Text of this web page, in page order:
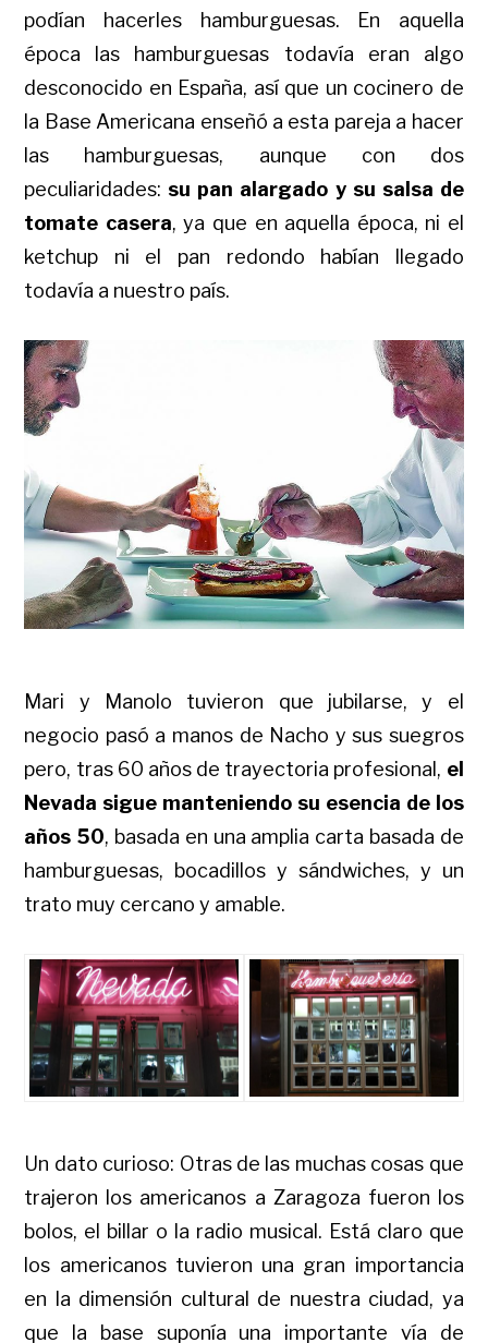
podían hacerles hamburguesas. En aquella
época las hamburguesas todavía eran algo
desconocido en España, así que un cocinero de
la Base Americana enseñó a esta pareja a hacer
las hamburguesas, aunque con dos
peculiaridades: su pan alargado y su salsa de
tomate casera, ya que en aquella época, ni el
ketchup ni el pan redondo habían llegado
todavía a nuestro país.
Mari y Manolo tuvieron que jubilarse, y el
negocio pasó a manos de Nacho y sus suegros
pero, tras 60 años de trayectoria profesional, el
Nevada sigue manteniendo su esencia de los
años 50, basada en una amplia carta basada de
hamburguesas, bocadillos y sándwiches, y un
trato muy cercano y amable.
Un dato curioso: Otras de las muchas cosas que
trajeron los americanos a Zaragoza fueron los
bolos, el billar o la radio musical. Está claro que
los americanos tuvieron una gran importancia
en la dimensión cultural de nuestra ciudad, ya
que la base suponía una importante vía de